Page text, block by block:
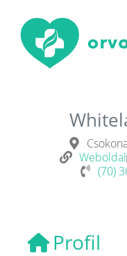
Weboldal
(70)
Profil